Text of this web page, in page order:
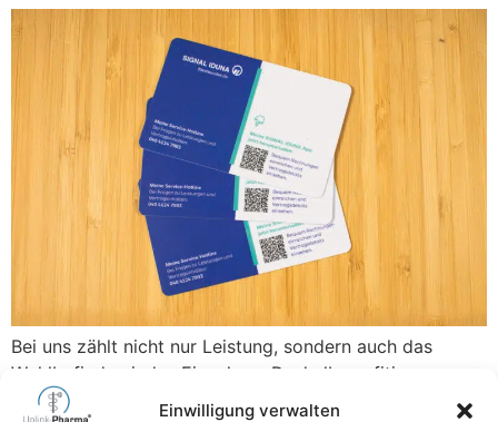
Einwilligung verwalten
Bei uns zählt nicht nur Leistung, sondern auch das
Wohlbefinden jedes Einzelnen. Deshalb profitieren
unsere Mitarbeiterinnen und Mitarbeiter schon seit